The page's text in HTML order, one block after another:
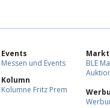
Events
Messen und Events
Kolumn
Kolumne Fritz Prem
BLE